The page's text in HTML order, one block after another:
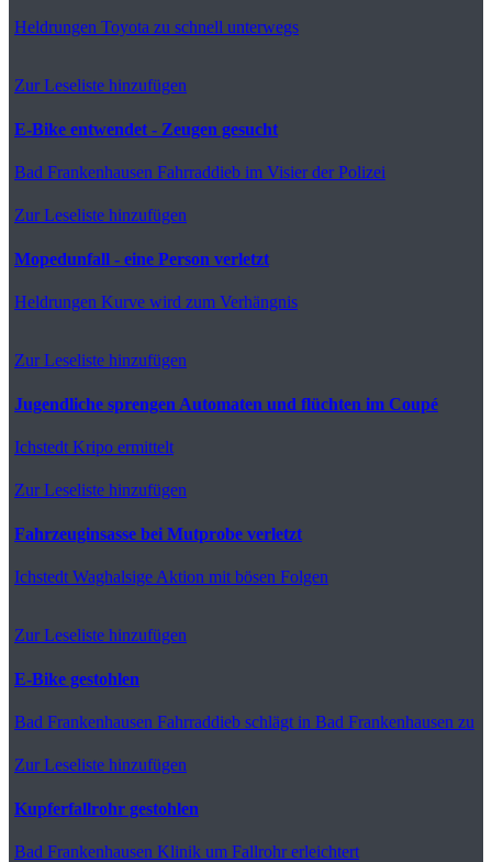
Heldrungen Toyota zu schnell unterwegs
Zur Leseliste hinzufügen
E-Bike entwendet - Zeugen gesucht
Bad Frankenhausen Fahrraddieb im Visier der Polizei
Zur Leseliste hinzufügen
Mopedunfall - eine Person verletzt
Heldrungen Kurve wird zum Verhängnis
Zur Leseliste hinzufügen
Jugendliche sprengen Automaten und flüchten im Coupé
Ichstedt Kripo ermittelt
Zur Leseliste hinzufügen
Fahrzeuginsasse bei Mutprobe verletzt
Ichstedt Waghalsige Aktion mit bösen Folgen
Zur Leseliste hinzufügen
E-Bike gestohlen
Bad Frankenhausen Fahrraddieb schlägt in Bad Frankenhausen zu
Zur Leseliste hinzufügen
Kupferfallrohr gestohlen
Bad Frankenhausen Klinik um Fallrohr erleichtert